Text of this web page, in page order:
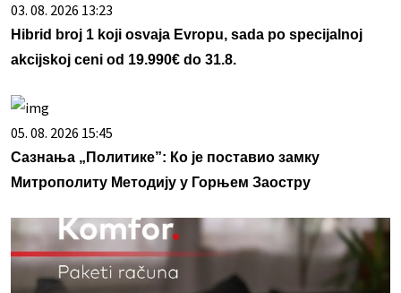
03. 08. 2026 13:23
Hibrid broj 1 koji osvaja Evropu, sada po specijalnoj
akcijskoj ceni od 19.990€ do 31.8.
05. 08. 2026 15:45
Сазнања „Политике”: Ко је поставио замку
Митрополиту Методију у Горњем Заостру